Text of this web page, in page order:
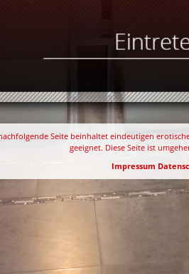
Seite beinhaltet eindeutigen
geeignet. Diese Seite ist
Impressum